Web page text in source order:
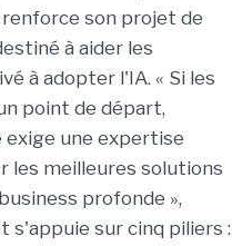
renforce son projet de
à aider les
à adopter l'IA. « Si les
point de départ,
une expertise
les meilleures solutions
profonde »,
s'appuie sur cinq piliers :